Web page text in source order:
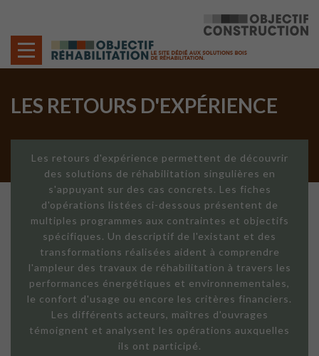
LES RETOURS D'EXPÉRIENCE
Les retours d'expérience permettent de découvrir
des solutions de réhabilitation singulières en
s'appuyant sur des cas concrets. Les fiches
d'opérations listées ci-dessous présentent de
multiples programmes aux contraintes et objectifs
spécifiques. Un descriptif de l'existant et des
transformations réalisées aident à comprendre
l'ampleur des travaux de réhabilitation à travers les
performances énergétiques et environnementales,
le confort d'usage ou encore les critères financiers.
Les différents acteurs, maîtres d'ouvrages
témoignent et analysent les opérations auxquelles
ils ont participé.